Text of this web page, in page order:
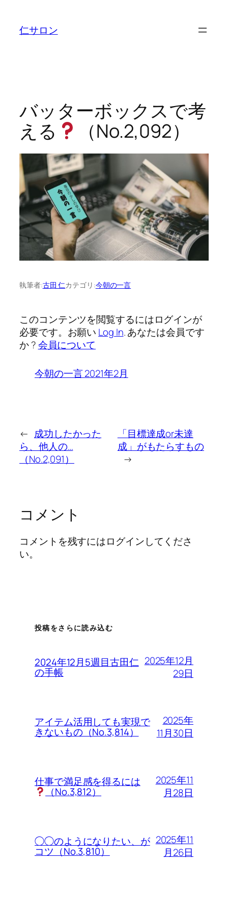
仁サロン
バッターボックスで考
える
（No.2,092）
執筆者:古田 仁カテゴリ:今朝の一言
このコンテンツを閲覧するにはログインが
必要です。お願い Log In. あなたは会員です
か ?会員について
今朝の一言 2021年2月
← 成功したかった
ら、他人の…
（No.2,091）
「目標達成or未達
成」がもたらすもの
→
コメント
コメントを残すにはログインしてくださ
い。
投稿をさらに読み込む
2024年12月5週目古田仁
の手帳
2025年12月
29日
アイテム活用しても実現で
きないもの（No.3,814）
2025年
11月30日
仕事で満足感を得るには
（No.3,812）
2025年11
月28日
◯◯のようになりたい、が
コツ（No.3,810）
2025年11
月26日